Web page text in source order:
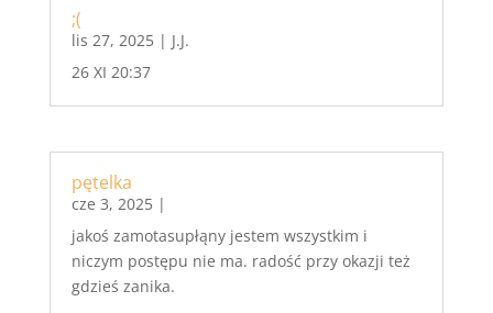
;(
lis 27, 2025| J.J.
26 XI 20:37
pętelka
cze 3, 2025|
jakoś zamotasupłąny jestem wszystkim i
niczym postępu nie ma. radość przy okazji też
gdzieś zanika.